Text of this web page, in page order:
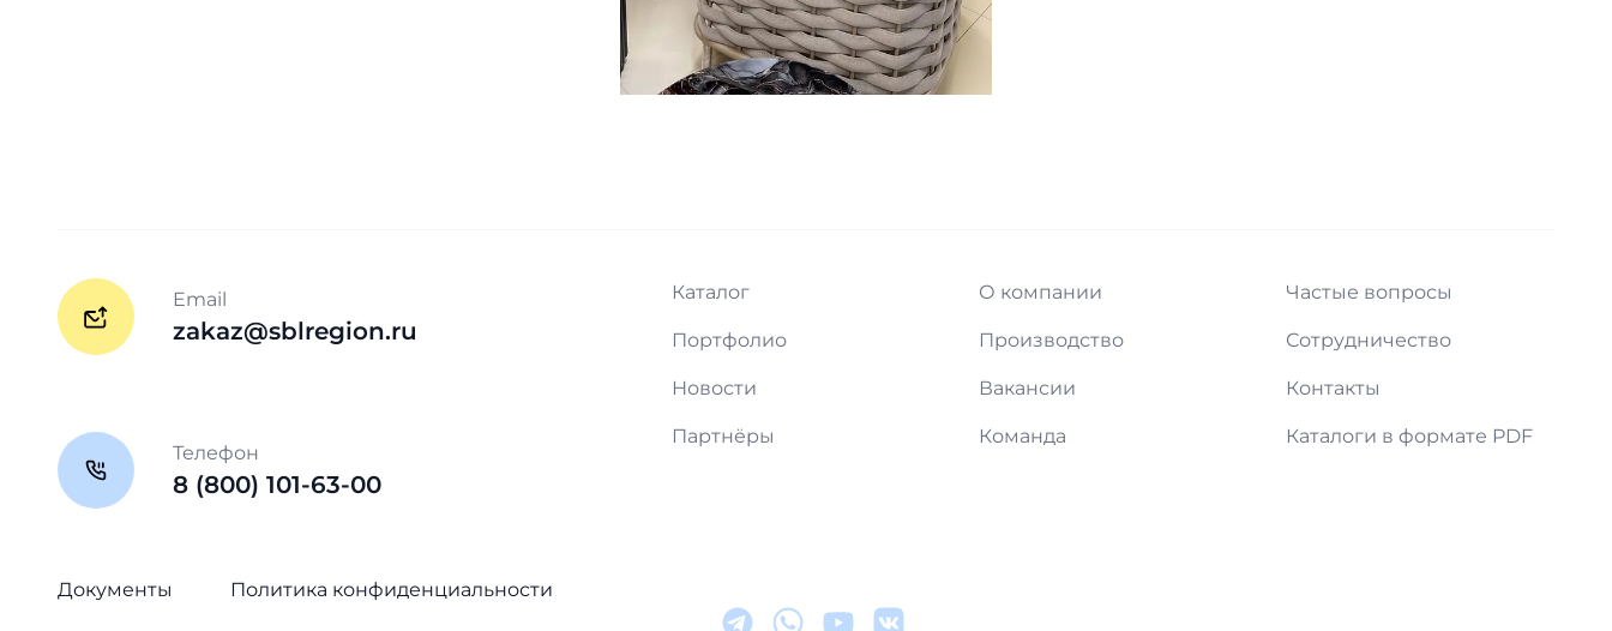
Email
zakaz@sblregion.ru
Телефон
8 (800) 101-63-00
Каталог
Портфолио
Новости
Партнёры
О компании
Производство
Вакансии
Команда
Частые вопросы
Сотрудничество
Контакты
Каталоги в формате PDF
Документы Политика конфиденциальности